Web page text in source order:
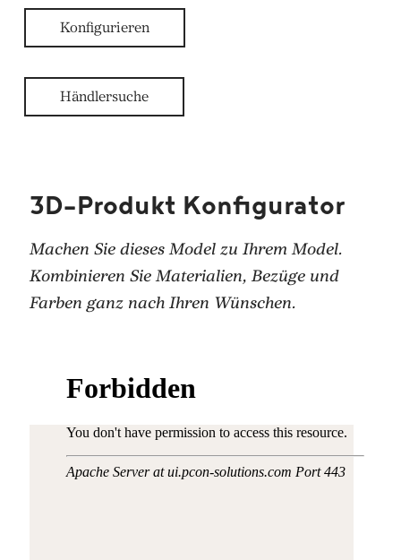
Konfigurieren
Händlersuche
3D-Produkt Konfigurator
Machen Sie dieses Model zu Ihrem Model.
Kombinieren Sie Materialien, Bezüge und
Farben ganz nach Ihren Wünschen.